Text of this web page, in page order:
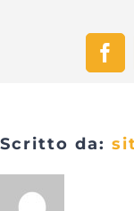
Scritto da: